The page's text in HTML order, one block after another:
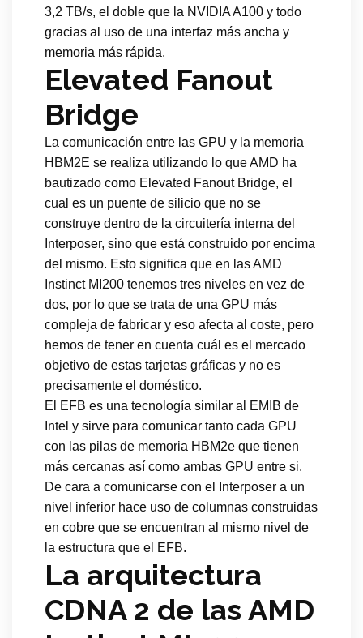
3,2 TB/s, el doble que la NVIDIA A100 y todo
gracias al uso de una interfaz más ancha y
memoria más rápida.
Elevated Fanout
Bridge
La comunicación entre las GPU y la memoria
HBM2E se realiza utilizando lo que AMD ha
bautizado como Elevated Fanout Bridge, el
cual es un puente de silicio que no se
construye dentro de la circuitería interna del
Interposer, sino que está construido por encima
del mismo. Esto significa que en las AMD
Instinct MI200 tenemos tres niveles en vez de
dos, por lo que se trata de una GPU más
compleja de fabricar y eso afecta al coste, pero
hemos de tener en cuenta cuál es el mercado
objetivo de estas tarjetas gráficas y no es
precisamente el doméstico.
El EFB es una tecnología similar al EMIB de
Intel y sirve para comunicar tanto cada GPU
con las pilas de memoria HBM2e que tienen
más cercanas así como ambas GPU entre si.
De cara a comunicarse con el Interposer a un
nivel inferior hace uso de columnas construidas
en cobre que se encuentran al mismo nivel de
la estructura que el EFB.
La arquitectura
CDNA 2 de las AMD